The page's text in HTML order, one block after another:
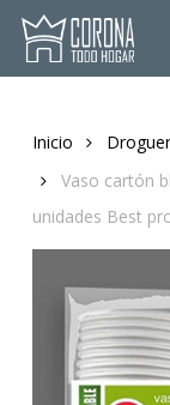
Skip
main
Inicio
Vaso cartón
unidades Best